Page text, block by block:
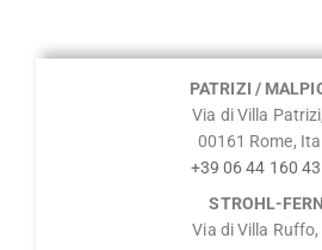
PATRIZI /
Via di Villa
00161 Rome,
+39 06 44 160
STROHL-FERN
Via di Villa Ruffo,